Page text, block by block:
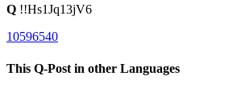
Q !!Hs1Jq13jV6
10596540
This Q-Post in other Languages